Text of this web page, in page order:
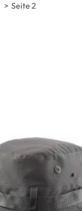
Seite 2